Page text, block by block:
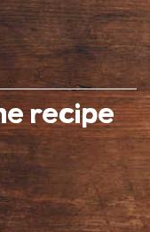
recipe